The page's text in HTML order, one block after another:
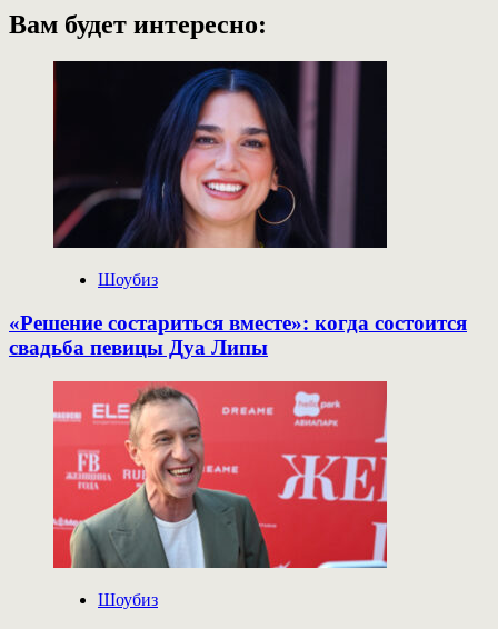
Вам будет интересно:
Шоубиз
«Решение состариться вместе»: когда состоится
свадьба певицы Дуа Липы
Шоубиз